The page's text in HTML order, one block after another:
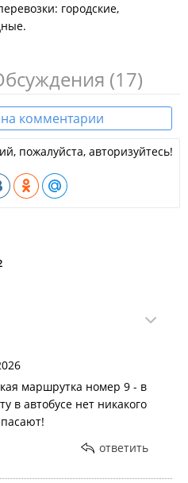
городские,
(17)
комментарии
пожалуйста, авторизуйтесь!
маршрутка номер 9 - в
в автобусе нет никакого
ответить